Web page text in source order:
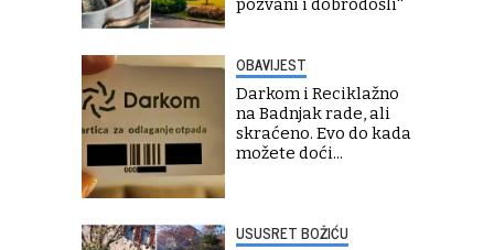
OBAVIJEST
Darkom i Reciklažno
na Badnjak rade, ali
skraćeno. Evo do kada
možete doći...
USUSRET BOŽIĆU